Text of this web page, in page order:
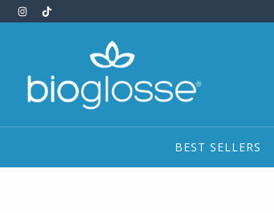
HACIENDO CLICK ACÁ Y TE ASESORAMOS!
BEST SELLERS